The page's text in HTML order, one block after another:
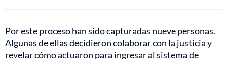
Por este proceso han sido capturadas nueve personas.
Algunas de ellas decidieron colaborar con la justicia y
revelar cómo actuaron para ingresar al sistema de